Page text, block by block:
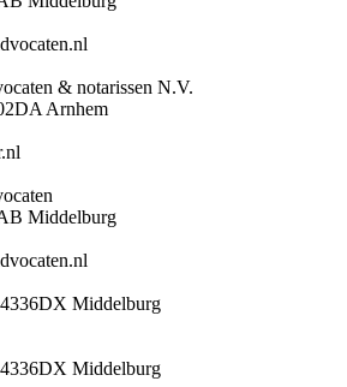
& notarissen N.V.
Arnhem
Middelburg
Middelburg
Middelburg